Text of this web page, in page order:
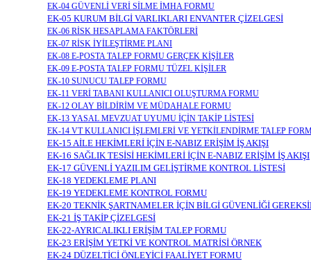
EK-04 GÜVENLİ VERİ SİLME İMHA FORMU
EK-05 KURUM BİLGİ VARLIKLARI ENVANTER ÇİZELGESİ
EK-06 RİSK HESAPLAMA FAKTÖRLERİ
EK-07 RİSK İYİLEŞTİRME PLANI
EK-08 E-POSTA TALEP FORMU GERÇEK KİŞİLER
EK-09 E-POSTA TALEP FORMU TÜZEL KİŞİLER
EK-10 SUNUCU TALEP FORMU
EK-11 VERİ TABANI KULLANICI OLUŞTURMA FORMU
EK-12 OLAY BİLDİRİM VE MÜDAHALE FORMU
EK-13 YASAL MEVZUAT UYUMU İÇİN TAKİP LİSTESİ
EK-14 VT KULLANICI İŞLEMLERİ VE YETKİLENDİRME TALEP
EK-15 AİLE HEKİMLERİ İÇİN E-NABIZ ERİŞİM İŞ AKIŞI
EK-16 SAĞLIK TESİSİ HEKİMLERİ İÇİN E-NABIZ ERİŞİM İŞ AKIŞI
EK-17 GÜVENLİ YAZILIM GELİŞTİRME KONTROL LİSTESİ
EK-18 YEDEKLEME PLANI
EK-19 YEDEKLEME KONTROL FORMU
EK-20 TEKNİK ŞARTNAMELER İÇİN BİLGİ GÜVENLİĞİ
EK-21 İŞ TAKİP ÇİZELGESİ
EK-22-AYRICALIKLI ERİŞİM TALEP FORMU
EK-23 ERİŞİM YETKİ VE KONTROL MATRİSİ ÖRNEK
EK-24 DÜZELTİCİ ÖNLEYİCİ FAALİYET FORMU